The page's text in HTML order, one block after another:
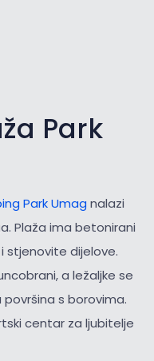
Park
Park Umag nalazi
Plaža ima betonirani
stjenovite dijelove.
a ležaljke se
s borovima.
centar za ljubitelje